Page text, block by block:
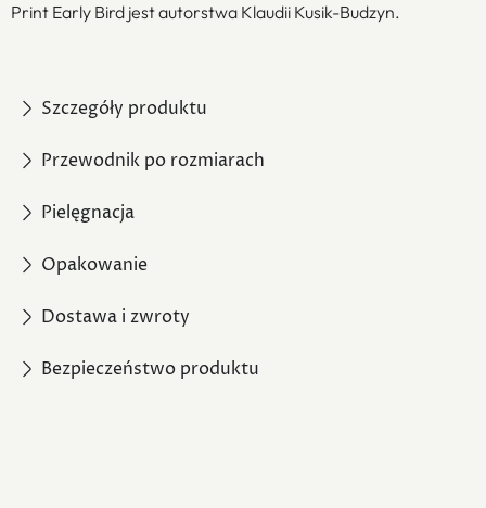
Print Early Bird jest autorstwa Klaudii Kusik-Budzyn.
Szczegóły produktu
Przewodnik po rozmiarach
Pielęgnacja
Opakowanie
Dostawa i zwroty
Bezpieczeństwo produktu